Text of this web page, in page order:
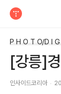
P H O T O/D I
[강릉]
인사이드코리아